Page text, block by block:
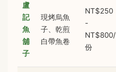
盧
記
魚
舖
子
現烤烏魚
子、乾煎
白帶魚卷
NT$250
-
NT$800/
份